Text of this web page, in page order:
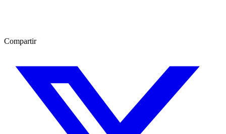
Compartir